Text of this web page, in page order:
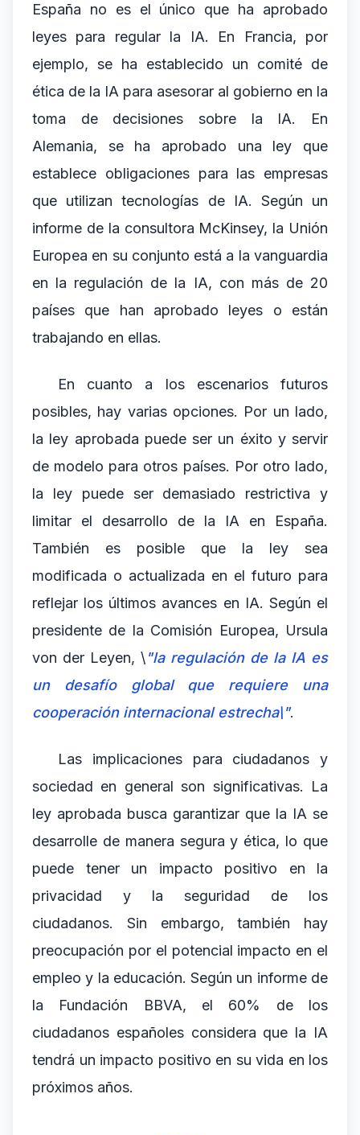
España no es el único que ha aprobado
leyes para regular la IA. En Francia, por
ejemplo, se ha establecido un comité de
ética de la IA para asesorar al gobierno en la
toma de decisiones sobre la IA. En
Alemania, se ha aprobado una ley que
establece obligaciones para las empresas
que utilizan tecnologías de IA. Según un
informe de la consultora McKinsey, la Unión
Europea en su conjunto está a la vanguardia
en la regulación de la IA, con más de 20
países que han aprobado leyes o están
trabajando en ellas.
En cuanto a los escenarios futuros
posibles, hay varias opciones. Por un lado,
la ley aprobada puede ser un éxito y servir
de modelo para otros países. Por otro lado,
la ley puede ser demasiado restrictiva y
limitar el desarrollo de la IA en España.
También es posible que la ley sea
modificada o actualizada en el futuro para
reflejar los últimos avances en IA. Según el
presidente de la Comisión Europea, Ursula
von der Leyen, \"la regulación de la IA es
un desafío global que requiere una
cooperación internacional estrecha\".
Las implicaciones para ciudadanos y
sociedad en general son significativas. La
ley aprobada busca garantizar que la IA se
desarrolle de manera segura y ética, lo que
puede tener un impacto positivo en la
privacidad y la seguridad de los
ciudadanos. Sin embargo, también hay
preocupación por el potencial impacto en el
empleo y la educación. Según un informe de
la Fundación BBVA, el 60% de los
ciudadanos españoles considera que la IA
tendrá un impacto positivo en su vida en los
próximos años.